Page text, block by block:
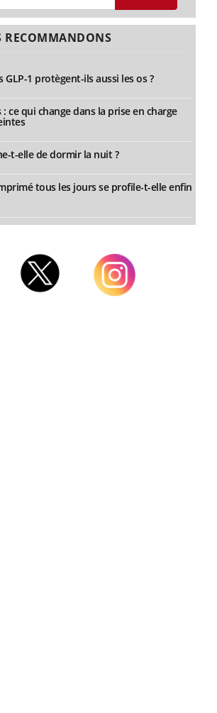
RECOMMANDONS
GLP-1 protègent-ils aussi les os ?
ce qui change dans la prise en charge
t-elle de dormir la nuit ?
tous les jours se profile-t-elle enfin